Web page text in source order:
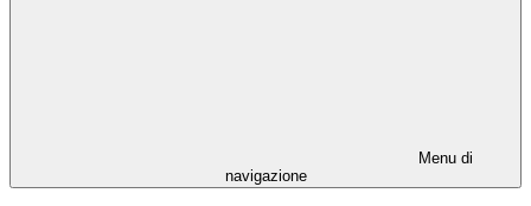
Menu di
navigazione